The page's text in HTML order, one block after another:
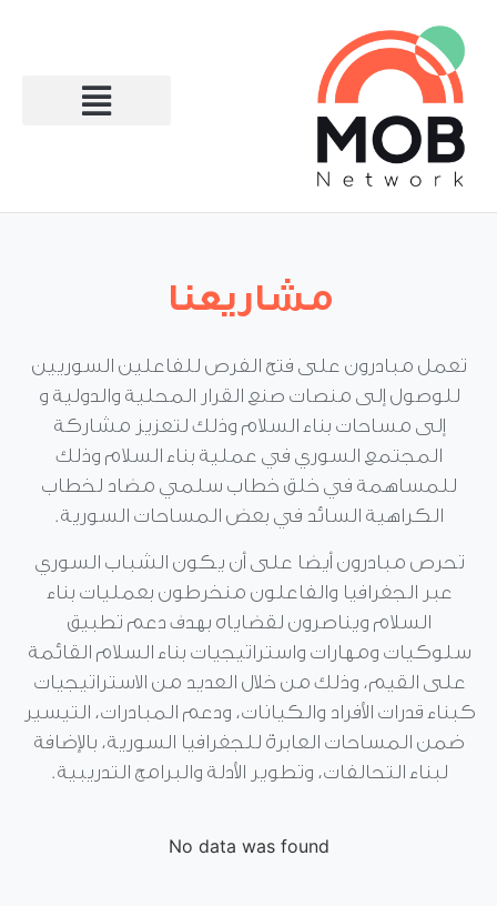
مشاريعنا
تعمل مبادرون على فتح الفرص للفاعلين السوريين
للوصول إلى منصات صنع القرار المحلية والدولية و
إلى مساحات بناء السلام وذلك لتعزيز مشاركة
المجتمع السوري في عملية بناء السلام وذلك
للمساهمة في خلق خطاب سلمي مضاد لخطاب
الكراهية السائد في بعض المساحات السورية.
تحرص مبادرون أيضا على أن يكون الشباب السوري
عبر الجغرافيا والفاعلون منخرطون بعمليات بناء
السلام ويناصرون لقضاياه بهدف دعم تطبيق
سلوكيات ومهارات واستراتيجيات بناء السلام القائمة
على القيم، وذلك من خلال العديد من الاستراتيجيات
كبناء قدرات الأفراد والكيانات، ودعم المبادرات، التيسير
ضمن المساحات العابرة للجغرافيا السورية، بالإضافة
لبناء التحالفات، وتطوير الأدلة والبرامج التدريبية.
No data was found